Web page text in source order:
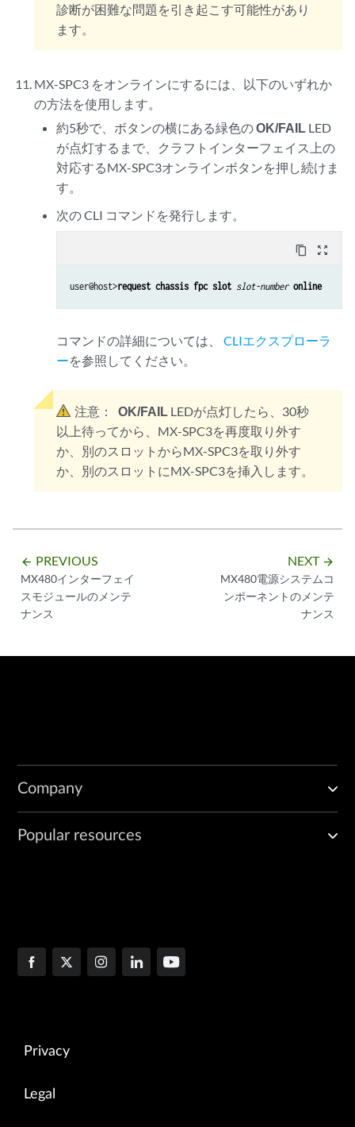
診断が困難な問題を引き起こす可能性があり
ます。
MX-SPC3 をオンラインにするには、以下のいずれか
の方法を使用します。
約5秒で、ボタンの横にある緑色のOK/FAIL LED
が点灯するまで、クラフトインターフェイス上の
対応するMX-SPC3オンラインボタンを押し続けま
す。
次の CLI コマンドを発行します。
content_copy zoom_out_map
user@host>request chassis fpc slot slot-number online
コマンドの詳細については、 CLIエクスプローラ
ーを参照してください。
注意： OK/FAIL LEDが点灯したら、30秒
以上待ってから、MX-SPC3を再度取り外す
か、別のスロットからMX-SPC3を取り外す
か、別のスロットにMX-SPC3を挿入します。
arrow_backward PREVIOUS
MX480インターフェイ
スモジュールのメンテ
ナンス
NEXT arrow_forward
MX480電源システムコ
ンポーネントのメンテ
ナンス
Company
Popular resources
Privacy
Legal